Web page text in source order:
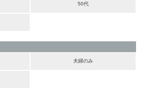
50代
夫婦のみ